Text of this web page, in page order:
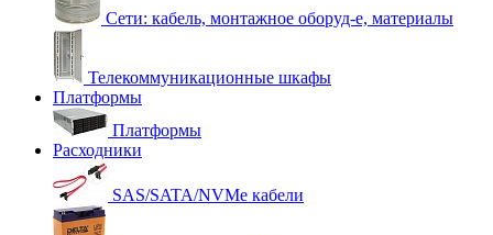
Сети: кабель, монтажное оборуд-е, материалы
Телекоммуникационные шкафы
Платформы
Платформы
Расходники
SAS/SATA/NVMe кабели